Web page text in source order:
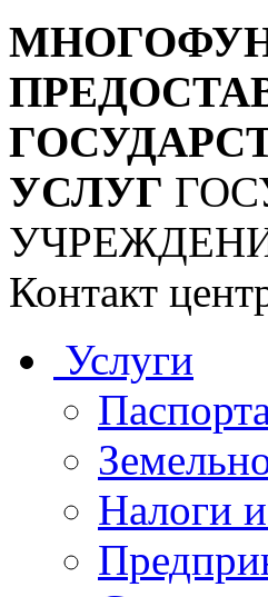
УСЛУГ
Контакт
Услуги
Налоги